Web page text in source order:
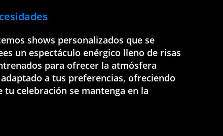
shows personalizados que se
un espectáculo enérgico lleno de risas
para ofrecer la atmósfera
a tus preferencias, ofreciendo
celebración se mantenga en la